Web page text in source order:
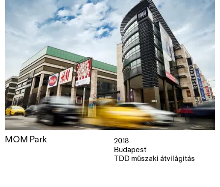
MOM Park
2018
Budapest
TDD műszaki átvilágítás